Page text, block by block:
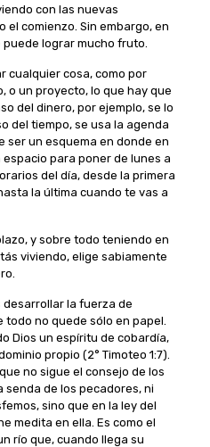
con las nuevas
el comienzo. Sin embargo, en
lograr mucho fruto.
cualquier cosa, como por
o un proyecto, lo que hay que
del dinero, por ejemplo, se lo
del tiempo, se usa la agenda
ser un esquema en donde en
para poner de lunes a
del día, desde la primera
la última cuando te vas a
y sobre todo teniendo en
viviendo, elige sabiamente
desarrollar la fuerza de
no quede sólo en papel.
Dios un espíritu de cobardía,
propio (2° Timoteo 1:7).
no sigue el consejo de los
senda de los pecadores, ni
sino que en la ley del
medita en ella. Es como el
río que, cuando llega su